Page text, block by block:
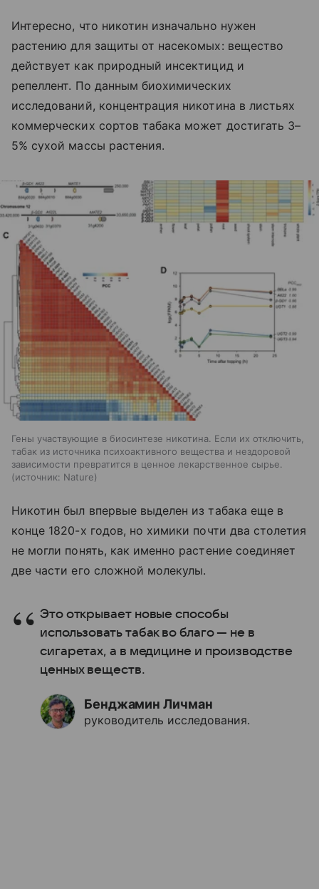
Интересно, что никотин изначально нужен
растению для защиты от насекомых: вещество
действует как природный инсектицид и
репеллент. По данным биохимических
исследований, концентрация никотина в листьях
коммерческих сортов табака может достигать 3–
5% сухой массы растения.
Гены участвующие в биосинтезе никотина. Если их отключить,
табак из источника психоактивного вещества и нездоровой
зависимости превратится в ценное лекарственное сырье.
источник: Nature
Никотин был впервые выделен из табака еще в
конце 1820-х годов, но химики почти два столетия
не могли понять, как именно растение соединяет
две части его сложной молекулы.
Это открывает новые способы
использовать табак во благо — не в
сигаретах, а в медицине и производстве
ценных веществ.
Бенджамин Личман
руководитель исследования.